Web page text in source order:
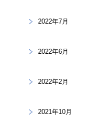
2022年7月
2022年6月
2022年2月
2021年10月